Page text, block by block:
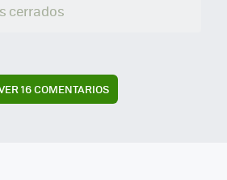
cerrados
16 COMENTARIOS